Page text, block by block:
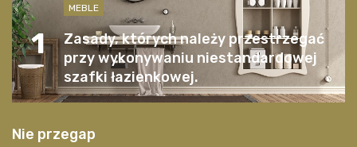
1
MEBLE
Zasady, których należy przestrzegać
przy wykonywaniu niestandardowej
szafki łazienkowej.
Nie przegap